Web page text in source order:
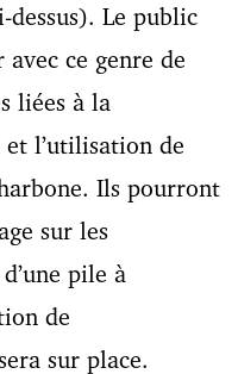
Le public
ce genre de
liées à la
l’utilisation de
Ils pourront
sur les
pile à
de
sur place.